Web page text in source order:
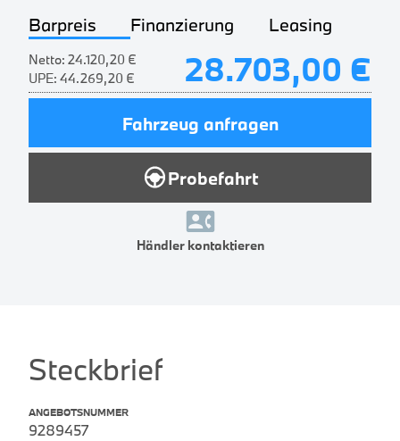
Barpreis Finanzierung Leasing
Netto: 24.120,20 €
UPE: 44.269,20 € 28.703,00 €
Fahrzeug anfragen
Probefahrt
Händler kontaktieren
Steckbrief
ANGEBOTSNUMMER
9289457